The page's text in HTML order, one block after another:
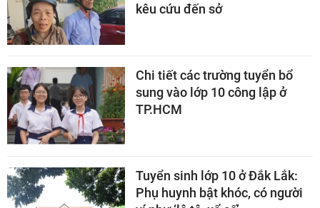
kêu cứu đến sở
Chi tiết các trường tuyển bổ
sung vào lớp 10 công lập ở
TP.HCM
Tuyển sinh lớp 10 ở Đắk Lắk:
Phụ huynh bật khóc, có người